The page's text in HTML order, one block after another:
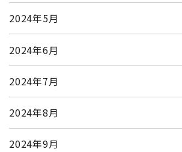
2024年5月
2024年6月
2024年7月
2024年8月
2024年9月